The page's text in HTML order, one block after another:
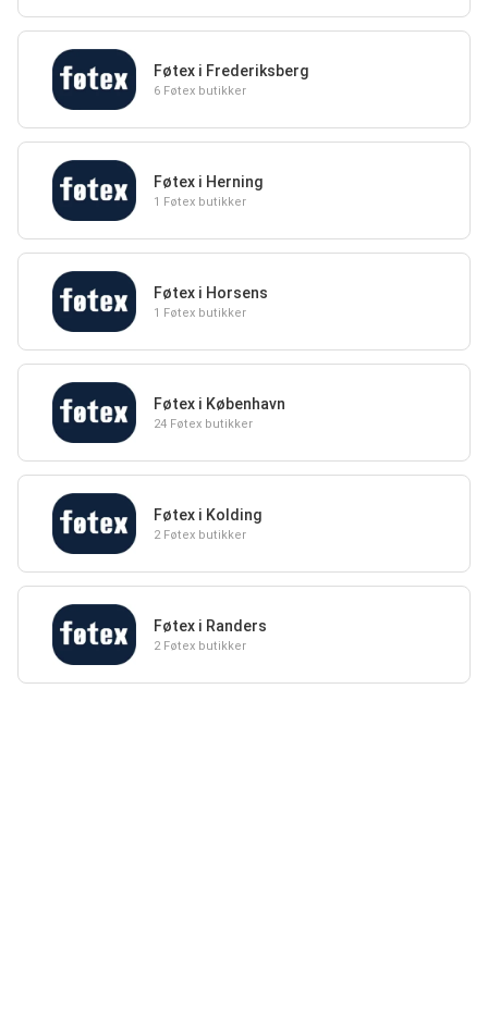
Føtex i Frederiksberg
6 Føtex butikker
Føtex i Herning
1 Føtex butikker
Føtex i Horsens
1 Føtex butikker
Føtex i København
24 Føtex butikker
Føtex i Kolding
2 Føtex butikker
Føtex i Randers
2 Føtex butikker